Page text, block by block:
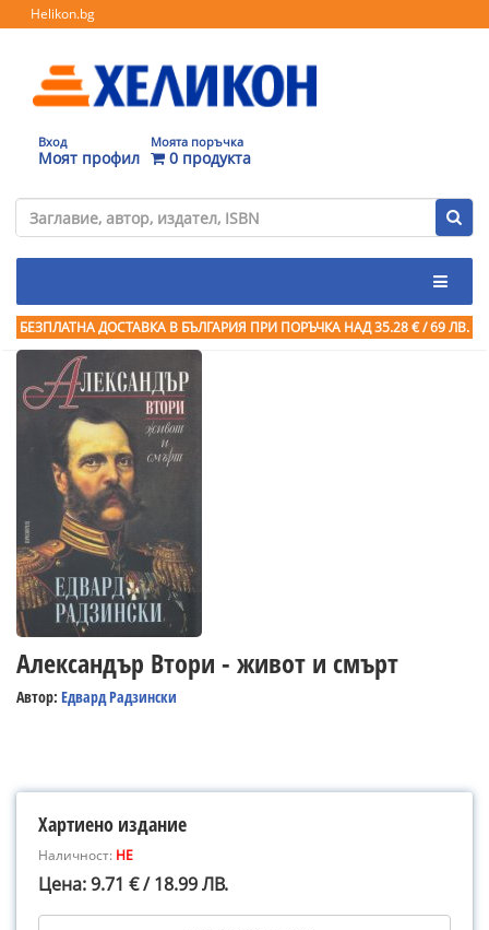
Helikon.bg
Вход
Моят профил
Моята поръчка
0 продукта
БЕЗПЛАТНА ДОСТАВКА В БЪЛГАРИЯ ПРИ ПОРЪЧКА НАД 35.28 € / 69 ЛВ.
Александър Втори - живот и смърт
Автор: Едвард Радзински
Хартиено издание
Наличност: НЕ
Цена: 9.71 € / 18.99 ЛВ.